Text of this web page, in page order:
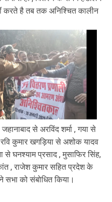
करते है तब तक अनिश्चित कालीन
से अरविंद शर्मा , गया से
कुमार खगड़िया से अशोक यादव
से घनश्याम प्रसाद , मुसाफिर सिंह,
, राजेश कुमार सहित प्रदेश के
सभा को संबोधित किया।